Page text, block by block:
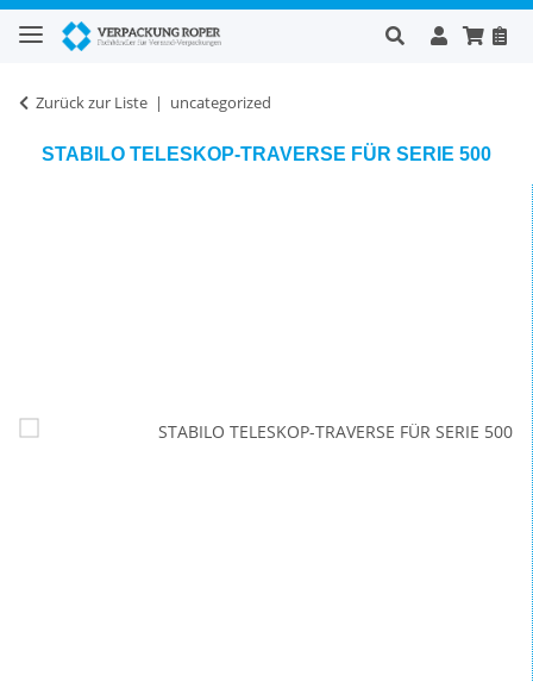
Zurück zur Liste uncategorized
STABILO TELESKOP-TRAVERSE FÜR SERIE 500